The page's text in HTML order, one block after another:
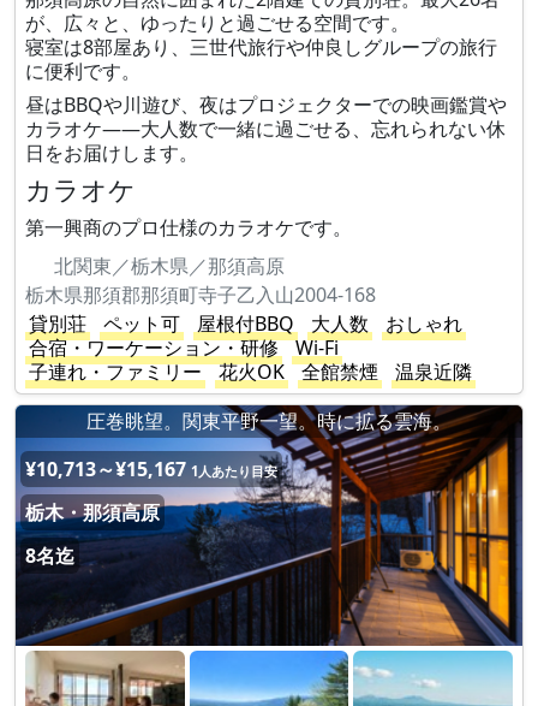
が、広々と、ゆったりと過ごせる空間です。
寝室は8部屋あり、三世代旅行や仲良しグループの旅行
に便利です。
昼はBBQや川遊び、夜はプロジェクターでの映画鑑賞や
カラオケ——大人数で一緒に過ごせる、忘れられない休
日をお届けします。
カラオケ
第一興商のプロ仕様のカラオケです。
北関東／栃木県／那須高原
栃木県那須郡那須町寺子乙入山2004-168
貸別荘
ペット可 屋根付BBQ 大人数
おしゃれ
合宿・ワーケーション・研修
Wi-Fi
子連れ・ファミリー
花火OK 全館禁煙
温泉近隣
圧巻眺望。関東平野一望。時に拡る雲海。
¥10,713～¥15,167 1人あたり目安
栃木・那須高原
8名迄